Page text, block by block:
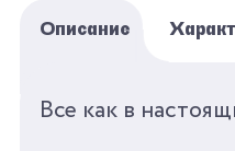
Описание
Все как в
БРЕНД